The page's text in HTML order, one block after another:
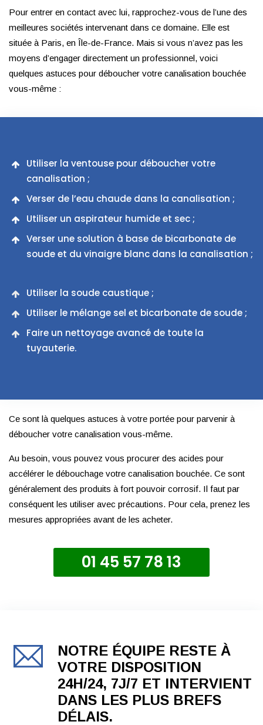
Pour entrer en contact avec lui, rapprochez-vous de l’une des
meilleures sociétés intervenant dans ce domaine. Elle est
située à Paris, en Île-de-France. Mais si vous n’avez pas les
moyens d’engager directement un professionnel, voici
quelques astuces pour déboucher votre canalisation bouchée
vous-même :
Utiliser la ventouse pour déboucher votre
canalisation ;
Verser de l’eau chaude dans la canalisation ;
Utiliser un aspirateur humide et sec ;
Verser une solution à base de bicarbonate de
soude et du vinaigre blanc dans la canalisation ;
Utiliser la soude caustique ;
Utiliser le mélange sel et bicarbonate de soude ;
Faire un nettoyage avancé de toute la
tuyauterie.
Ce sont là quelques astuces à votre portée pour parvenir à
déboucher votre canalisation vous-même.
Au besoin, vous pouvez vous procurer des acides pour
accélérer le débouchage votre canalisation bouchée. Ce sont
généralement des produits à fort pouvoir corrosif. Il faut par
conséquent les utiliser avec précautions. Pour cela, prenez les
mesures appropriées avant de les acheter.
01 45 57 78 13
NOTRE ÉQUIPE RESTE À
VOTRE DISPOSITION
24H/24, 7J/7 ET INTERVIENT
DANS LES PLUS BREFS
DÉLAIS.